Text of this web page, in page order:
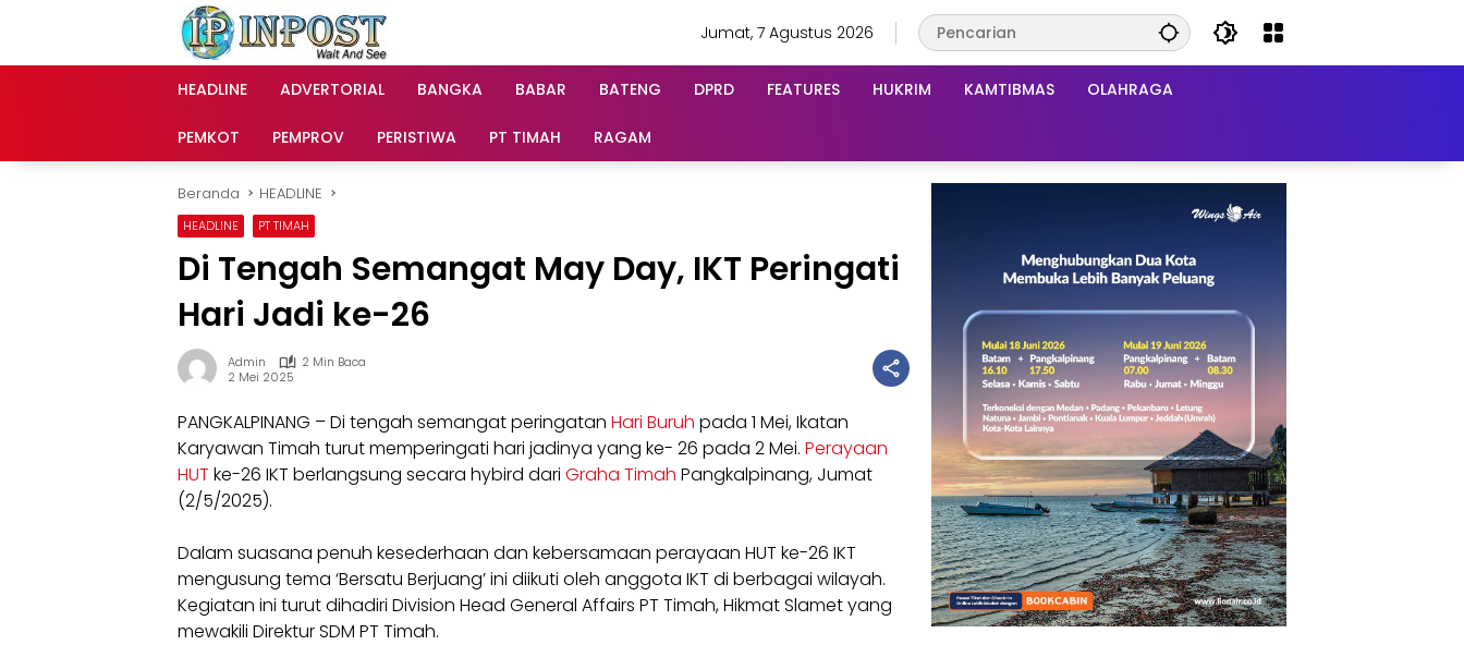
Jumat, 7 Agustus 2026
HEADLINE ADVERTORIAL BANGKA BABAR BATENG DPRD FEATURES HUKRIM KAMTIBMAS OLAHRAGA
PEMKOT PEMPROV PERISTIWA PT TIMAH RAGAM
Beranda HEADLINE
HEADLINE PT TIMAH
Di Tengah Semangat May Day, IKT Peringati
Hari Jadi ke-26
Admin
2 Min Baca
2 Mei 2025
PANGKALPINANG – Di tengah semangat peringatan Hari Buruh pada 1 Mei, Ikatan
Karyawan Timah turut memperingati hari jadinya yang ke- 26 pada 2 Mei. Perayaan
HUT ke-26 IKT berlangsung secara hybird dari Graha Timah Pangkalpinang, Jumat
(2/5/2025).
Dalam suasana penuh kesederhaan dan kebersamaan perayaan HUT ke-26 IKT
mengusung tema ‘Bersatu Berjuang’ ini diikuti oleh anggota IKT di berbagai wilayah.
Kegiatan ini turut dihadiri Division Head General Affairs PT Timah, Hikmat Slamet yang
mewakili Direktur SDM PT Timah.